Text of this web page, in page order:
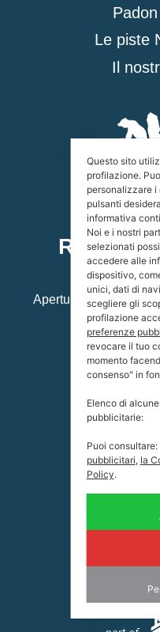
Le piste
Il
Rifugio
Apertura estiva dal 13
Tel.+39
Tel. +39
Mail:
P.IVA
Questo sito
profilazione.
personalizzare i
pulsanti
informativa
Noi e i nostri
selezionati
accedere alle
dispositivo,
unici, dati di
scegliere gli
profilazione
preferenze
revocare il tuo
momento
consenso" in
Elenco di
pubblicitarie:
Puoi
pubblicitari, la
Policy.